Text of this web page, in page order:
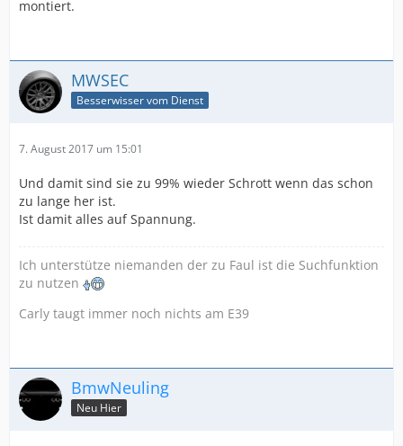
montiert.
MWSEC
Besserwisser vom Dienst
7. August 2017 um 15:01
Und damit sind sie zu 99% wieder Schrott wenn das schon
zu lange her ist.
Ist damit alles auf Spannung.
Ich unterstütze niemanden der zu Faul ist die Suchfunktion
zu nutzen
Carly taugt immer noch nichts am E39
BmwNeuling
Neu Hier